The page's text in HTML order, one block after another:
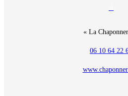
« La
06 10 64 22